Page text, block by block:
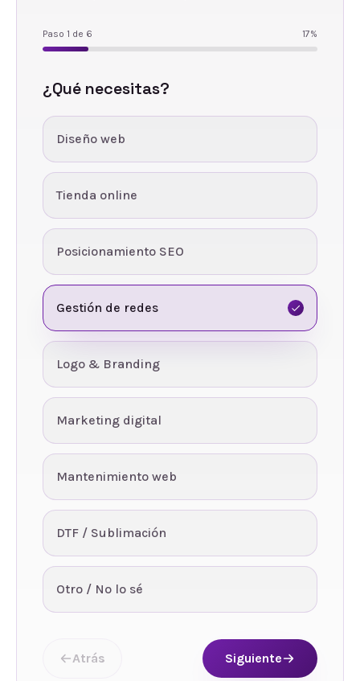
Paso 1 de 6 17%
¿Qué necesitas?
Diseño web
Tienda online
Posicionamiento SEO
Gestión de redes
Logo & Branding
Marketing digital
Mantenimiento web
DTF / Sublimación
Otro / No lo sé
Atrás Siguiente